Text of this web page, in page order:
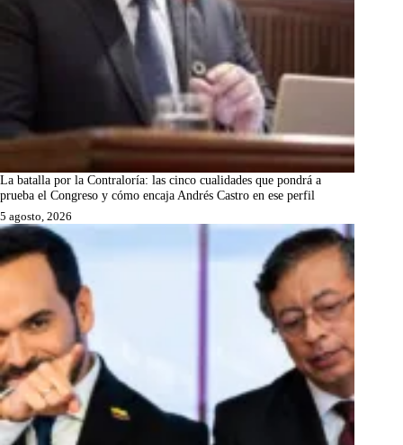
La batalla por la Contraloría: las cinco cualidades que pondrá a
prueba el Congreso y cómo encaja Andrés Castro en ese perfil
5 agosto, 2026